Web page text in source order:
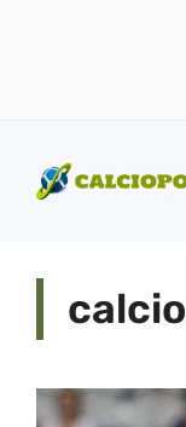
contenuto